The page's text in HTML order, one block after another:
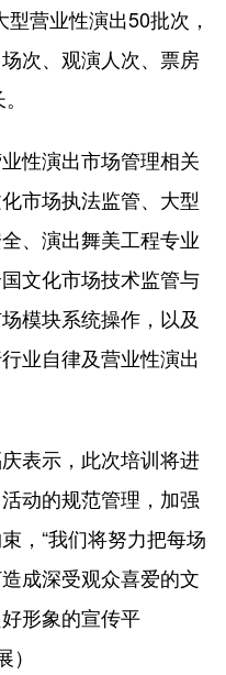
营业性演出50批次，
次、观演人次、票房
性演出市场管理相关
市场执法监管、大型
、演出舞美工程专业
文化市场技术监管与
模块系统操作，以及
业自律及营业性演出
表示，此次培训将进
动的规范管理，加强
，“我们将努力把每场
成深受观众喜爱的文
形象的宣传平